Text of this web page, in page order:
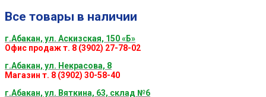
Все товары в наличии
г.Абакан, ул. Аскизская, 150 «Б»
Офис продаж т. 8 (3902) 27-78-02
г.Абакан, ул. Некрасова, 8
Магазин т. 8 (3902) 30-58-40
г.Абакан, ул. Вяткина, 63, склад №6